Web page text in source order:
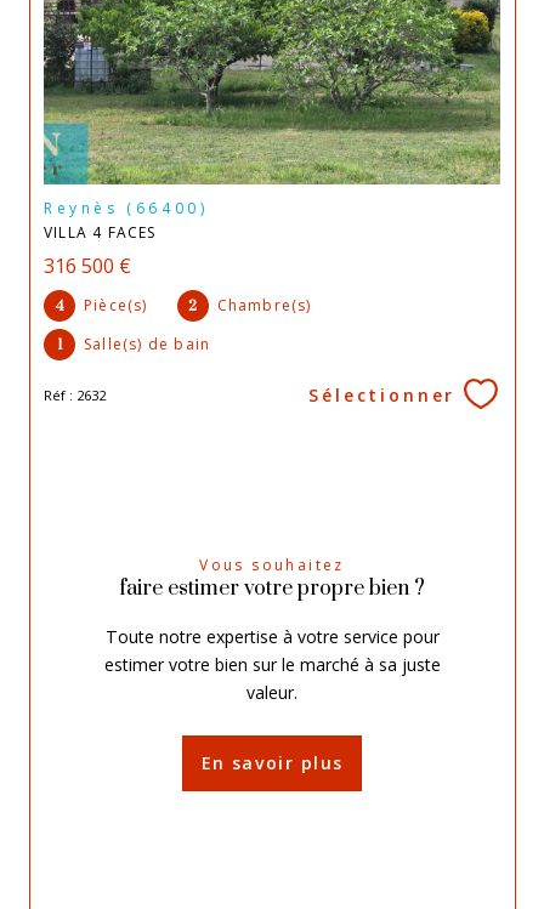
Reynès (66400)
VILLA 4 FACES
316 500 €
4 Pièce(s) 2 Chambre(s)
1 Salle(s) de bain
Réf : 2632 Sélectionner
Vous souhaitez
faire estimer votre propre bien ?
Toute notre expertise à votre service pour
estimer votre bien sur le marché à sa juste
valeur.
En savoir plus